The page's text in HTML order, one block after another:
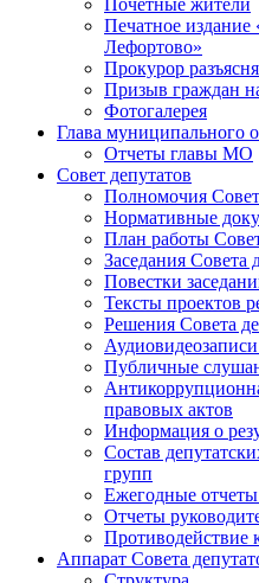
Печатное
Лефортово»
Прокурор
Призыв граждан
Фотогалерея
Глава муниципального
Отчеты главы МО
Совет депутатов
Полномочия
Нормативные
План работы
Заседания Cовета
Повестки
Тексты проектов
Решения Совета
Публичные
правовых актов
Информация о
Состав
групп
Ежегодные отчеты
Отчеты
Противодействие
Аппарат Совета